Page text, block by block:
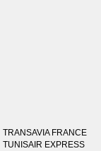
TRANSAVIA FRANCE
TUNISAIR EXPRESS